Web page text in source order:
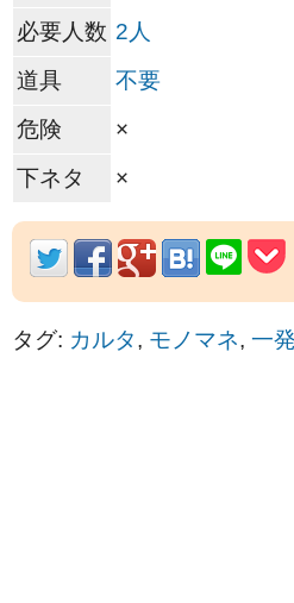
必要人数 2人
道具
不要
危険
×
下ネタ
×
タグ: カルタ, モノマネ, 一